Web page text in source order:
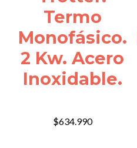
Termo
Monofásico.
2 Kw. Acero
Inoxidable.
$634.990